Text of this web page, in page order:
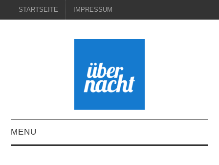
STARTSEITE IMPRESSUM
MENU